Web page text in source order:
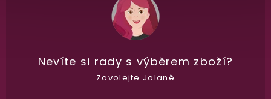
a okamžitě odesíláme.
Máte30 dní na bezplatné vrácení zboží
Nevíte si rady s výběrem zboží?
Zavolejte Jolaně